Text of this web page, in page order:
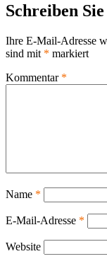
Schreiben
Ihre E-Mail-Adresse
sind mit * markiert
Kommentar *
Name *
E-Mail-Adresse *
Website